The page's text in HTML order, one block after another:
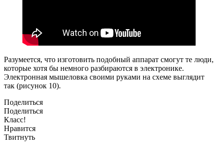
Разумеется, что изготовить подобный аппарат смогут те люди,
которые хотя бы немного разбираются в электронике.
Электронная мышеловка своими руками на схеме выглядит
так (рисунок 10).
Поделиться
Поделиться
Класс!
Нравится
Твитнуть